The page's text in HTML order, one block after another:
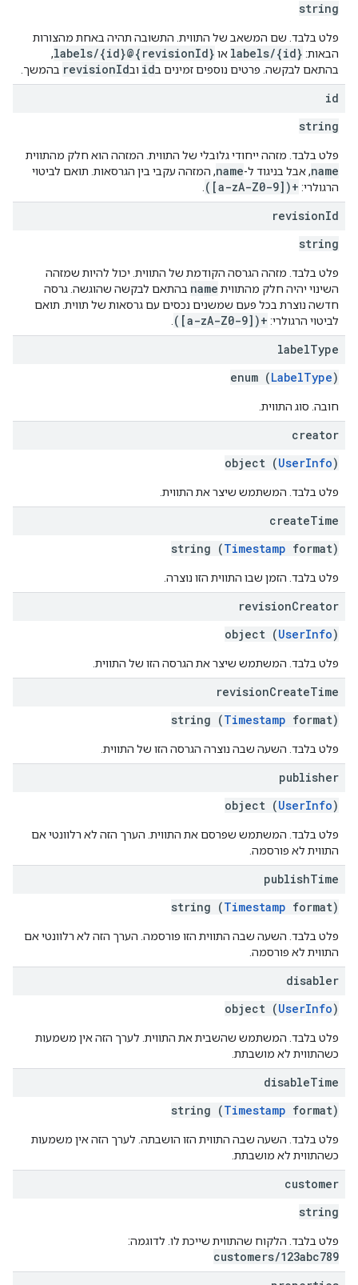
string
פלט בלבד. שם המשאב של התווית. התשובה תהיה באחת מהצורות
הבאות: labels/{id} או labels/{id}@{revisionId}
,
בהתאם לבקשה. פרטים נוספים זמינים בid ובrevisionId בהמשך.
id
string
פלט בלבד. מזהה ייחודי גלובלי של התווית. המזהה הוא חלק מהתווית
name, אבל בניגוד ל-name, המזהה עקבי בין הגרסאות. תואם לביטוי
הרגולרי: ([a-zA-Z0-9])+
revisionId
string
פלט בלבד. מזהה הגרסה הקודמת של התווית. יכול להיות שמזהה
השינוי יהיה חלק מהתווית name בהתאם לבקשה שהוגשה. גרסה
חדשה נוצרת בכל פעם שמשנים נכסים עם גרסאות של תווית. תואם
לביטוי הרגולרי: ([a-zA-Z0-9])+
labelType
enum (LabelType)
חובה. סוג התווית.
creator
object (UserInfo)
פלט בלבד. המשתמש שיצר את התווית.
createTime
string (Timestamp format)
פלט בלבד. הזמן שבו התווית הזו נוצרה.
revisionCreator
object (UserInfo)
פלט בלבד. המשתמש שיצר את הגרסה הזו של התווית.
revisionCreateTime
string (Timestamp format)
פלט בלבד. השעה שבה נוצרה הגרסה הזו של התווית.
publisher
object (UserInfo)
פלט בלבד. המשתמש שפרסם את התווית. הערך הזה לא רלוונטי אם
התווית לא פורסמה.
publishTime
string (Timestamp format)
פלט בלבד. השעה שבה התווית הזו פורסמה. הערך הזה לא רלוונטי אם
התווית לא פורסמה.
disabler
object (UserInfo)
פלט בלבד. המשתמש שהשבית את התווית. לערך הזה אין משמעות
כשהתווית לא מושבתת.
disableTime
string (Timestamp format)
פלט בלבד. השעה שבה התווית הזו הושבתה. לערך הזה אין משמעות
כשהתווית לא מושבתת.
customer
string
פלט בלבד. הלקוח שהתווית שייכת לו. לדוגמה:
customers/123abc789